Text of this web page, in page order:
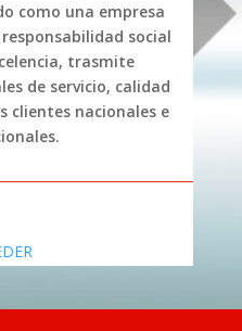
como una empresa
social
trasmite
de servicio, calidad
clientes nacionales e